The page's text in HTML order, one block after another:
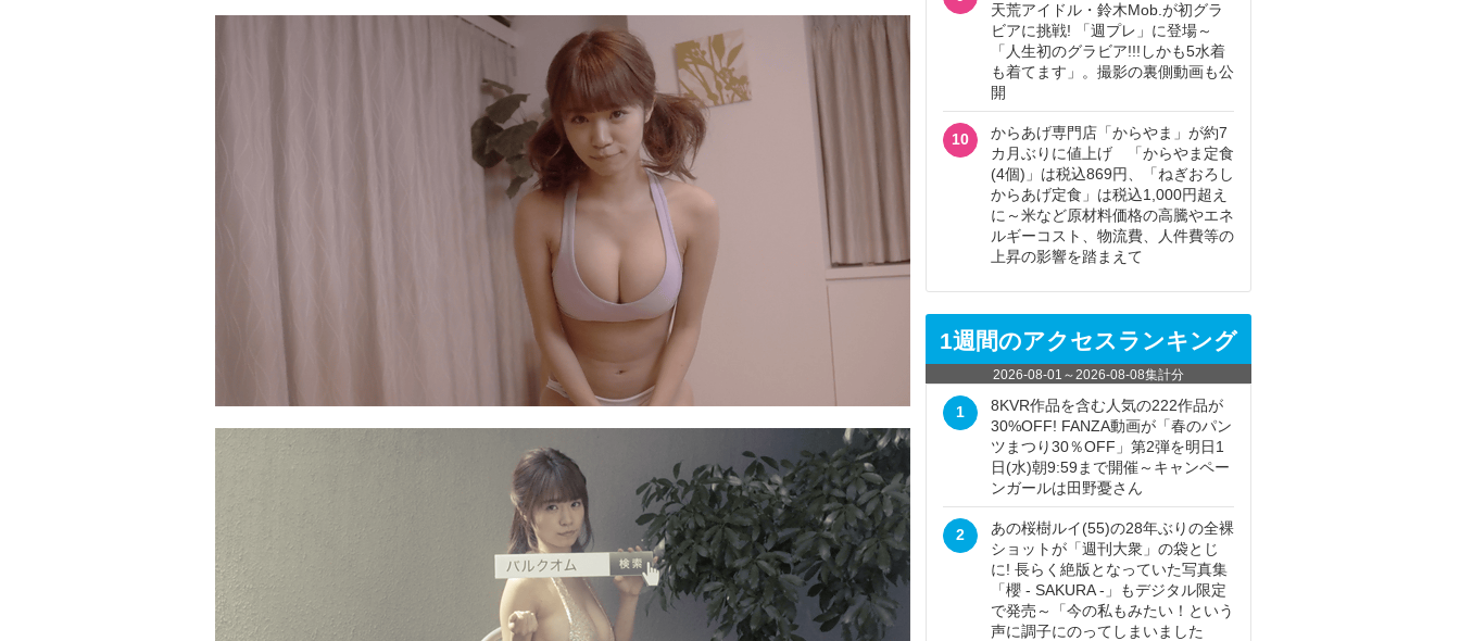
天荒アイドル・鈴木Mob.が初グラ
ビアに挑戦! 「週プレ」に登場～
「人生初のグラビア!!!しかも5水着
も着てます」。撮影の裏側動画も公
開
10
からあげ専門店「からやま」が約7
カ月ぶりに値上げ 「からやま定食
(4個)」は税込869円、「ねぎおろし
からあげ定食」は税込1,000円超え
に～米など原材料価格の高騰やエネ
ルギーコスト、物流費、人件費等の
上昇の影響を踏まえて
1週間のアクセスランキング
2026-08-01 ～2026-08-08集計分
1
8KVR作品を含む人気の222作品が
30%OFF! FANZA動画が「春のパン
ツまつり30％OFF」第2弾を明日1
日(水)朝9:59まで開催～キャンペー
ンガールは田野憂さん
2
あの桜樹ルイ(55)の28年ぶりの全裸
ショットが「週刊大衆」の袋とじ
に! 長らく絶版となっていた写真集
「櫻 - SAKURA -」もデジタル限定
で発売～「今の私もみたい！という
声に調子にのってしまいました